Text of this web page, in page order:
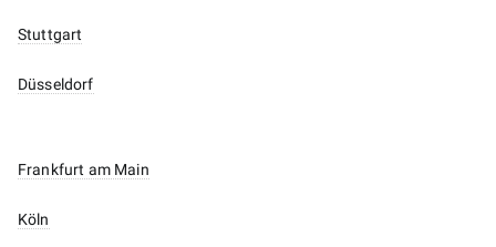
Stuttgart
Düsseldorf
Frankfurt am Main
Köln